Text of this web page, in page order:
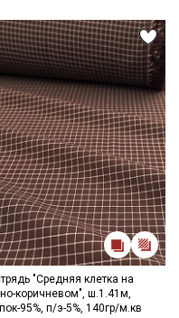
"Средняя клетка на
коричневом", ш.1.41м,
95%, п/э-5%, 140гр/м.кв